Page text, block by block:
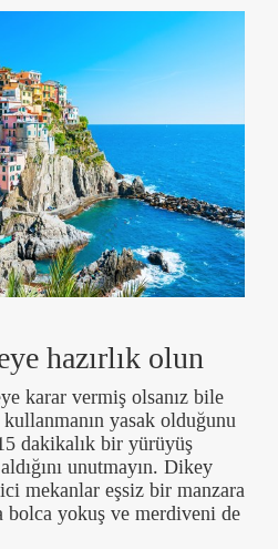
hazırlık olun
karar vermiş olsanız bile
yasak olduğunu
dakikalık bir yürüyüş
unutmayın. Dikey
mekanlar eşsiz bir manzara
bolca yokuş ve merdiveni de